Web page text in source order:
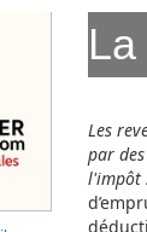
Les
par
l'impôt